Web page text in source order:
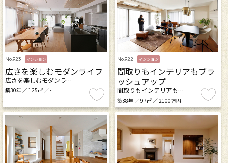
No.923 マンション
広さを楽しむモダンライフ
広さを楽しむモダンラ…
築30年 ／ 125㎡ ／ -
No.922 マンション
間取りもインテリアもブラ
ッシュアップ
間取りもインテリアも…
築38年 ／ 97㎡ ／ 2100万円